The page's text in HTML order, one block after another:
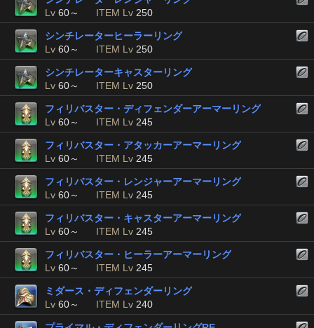
Lv 60～ ITEM Lv 250
シンチレーターヒーラーリング
Lv 60～ ITEM Lv 250
シンチレーターキャスターリング
Lv 60～ ITEM Lv 250
フィリバスター・ディフェンダーアーマーリング
Lv 60～ ITEM Lv 245
フィリバスター・アタッカーアーマーリング
Lv 60～ ITEM Lv 245
フィリバスター・レンジャーアーマーリング
Lv 60～ ITEM Lv 245
フィリバスター・キャスターアーマーリング
Lv 60～ ITEM Lv 245
フィリバスター・ヒーラーアーマーリング
Lv 60～ ITEM Lv 245
ミダース・ディフェンダーリング
Lv 60～ ITEM Lv 240